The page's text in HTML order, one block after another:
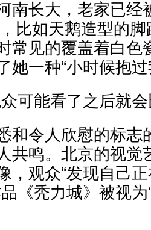
南长大，老家已经
比如天鹅造型的
常见的覆盖着白色
她一种“小时候抱
可能看了之后就
和令人欣慰的标志
共鸣。北京的视觉
，观众“发现自己
《秃力城》被视为